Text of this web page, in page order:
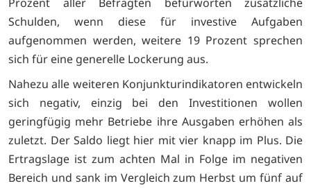
Schulden, wenn diese für investive Aufgaben
aufgenommen werden, weitere 19 Prozent sprechen
sich für eine generelle Lockerung aus.
Nahezu alle weiteren Konjunkturindikatoren entwickeln
sich negativ, einzig bei den Investitionen wollen
geringfügig mehr Betriebe ihre Ausgaben erhöhen als
zuletzt. Der Saldo liegt hier mit vier knapp im Plus. Die
Ertragslage ist zum achten Mal in Folge im negativen
Bereich und sank im Vergleich zum Herbst um fünf auf